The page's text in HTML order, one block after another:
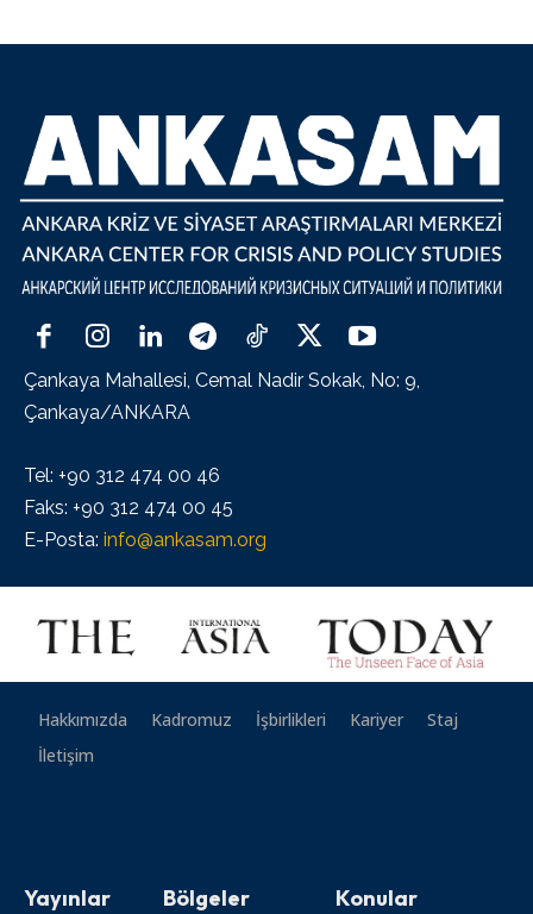
Çankaya Mahallesi, Cemal Nadir Sokak, No: 9,
Çankaya/ANKARA
Tel: +90 312 474 00 46
Faks: +90 312 474 00 45
E-Posta: info@ankasam.org
Hakkımızda Kadromuz İşbirlikleri Kariyer
Staj
İletişim
Yayınlar Bölgeler Konular